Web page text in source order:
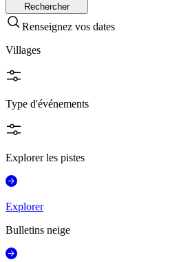
Rechercher
Renseignez vos dates
Villages
Type d'événements
Explorer les pistes
Explorer
Bulletins neige